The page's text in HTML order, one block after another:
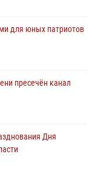
для юных патриотов
пресечён канал
Дня